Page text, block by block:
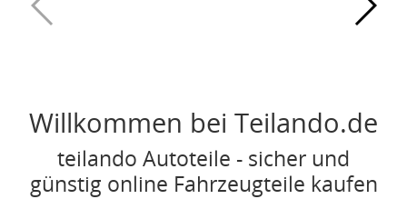
Willkommen bei Teilando.de
teilando Autoteile - sicher und
günstig online Fahrzeugteile kaufen